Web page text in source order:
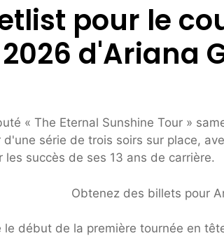
pour le
d'Ariana
« The Eternal Sunshine Tour »
d'une série de trois soirs sur place,
les succès de ses 13 ans de carrière.
Obtenez des billets pour
le début de la première tournée en